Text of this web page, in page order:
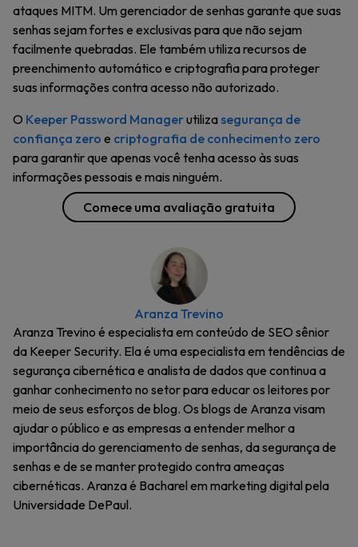
ataques MITM. Um gerenciador de senhas garante que suas
senhas sejam fortes e exclusivas para que não sejam
facilmente quebradas. Ele também utiliza recursos de
preenchimento automático e criptografia para proteger
suas informações contra acesso não autorizado.
O Keeper Password Managerutiliza segurança de
confiança zero e criptografia de conhecimento zero
para garantir que apenas você tenha acesso às suas
informações pessoais e mais ninguém.
Comece uma avaliação gratuita
Aranza Trevino
Aranza Trevino é especialista em conteúdo de SEO sênior
da Keeper Security. Ela é uma especialista em tendências de
segurança cibernética e analista de dados que continua a
ganhar conhecimento no setor para educar os leitores por
meio de seus esforços de blog. Os blogs de Aranza visam
ajudar o público e as empresas a entender melhor a
importância do gerenciamento de senhas, da segurança de
senhas e de se manter protegido contra ameaças
cibernéticas. Aranza é Bacharel em marketing digital pela
Universidade DePaul.